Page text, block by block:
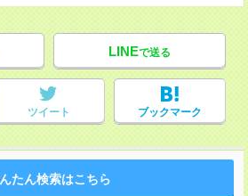
LINEで送る
ツイート ブックマーク
たん検索はこちら